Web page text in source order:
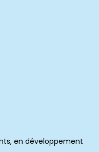
en développement